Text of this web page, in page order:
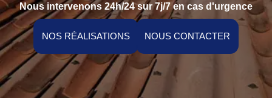
Nous intervenons 24h/24 sur 7j/7 en cas d'urgence
NOS RÉALISATIONS NOUS CONTACTER